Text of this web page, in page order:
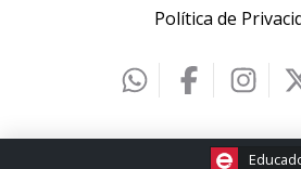
Política de
2026 © eLimeira | Desenvolvido
ESCOLHA A